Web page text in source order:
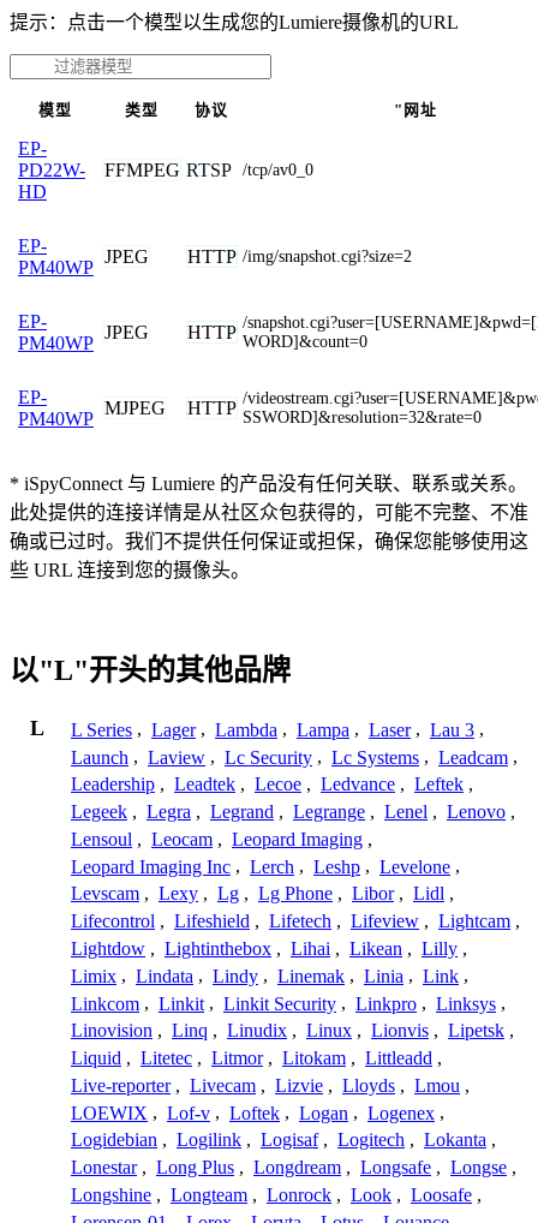
提示：点击一个模型以生成您的Lumiere摄像机的URL
模型 类型 协议 "网址
EP-
PD22W-
HD
FFMPEG RTSP /tcp/av0_0
EP-
PM40WP
JPEG HTTP /img/snapshot.cgi?size=2
EP-
PM40WP
JPEG HTTP /
WORD]&count=0
EP-
PM40WP
MJPEG HTTP /
SSWORD]&resolution=32&rate=0
* iSpyConnect 与 Lumiere 的产品没有任何关联、联系或关系。
此处提供的连接详情是从社区众包获得的，可能不完整、不准
确或已过时。我们不提供任何保证或担保，确保您能够使用这
些 URL 连接到您的摄像头。
以"L"开头的其他品牌
L L Series , Lager , Lambda , Lampa , Laser , Lau 3 ,
Launch , Laview , Lc Security , Lc Systems , Leadcam ,
Leadership , Leadtek , Lecoe , Ledvance , Leftek ,
Legeek , Legra , Legrand , Legrange , Lenel , Lenovo ,
Lensoul , Leocam , Leopard Imaging ,
Leopard Imaging Inc , Lerch , Leshp , Levelone ,
Levscam , Lexy , Lg , Lg Phone , Libor , Lidl ,
Lifecontrol , Lifeshield , Lifetech , Lifeview , Lightcam ,
Lightdow , Lightinthebox , Lihai , Likean , Lilly ,
Limix , Lindata , Lindy , Linemak , Linia , Link ,
Linkcom , Linkit , Linkit Security , Linkpro , Linksys ,
Linovision , Linq , Linudix , Linux , Lionvis , Lipetsk ,
Liquid , Litetec , Litmor , Litokam , Littleadd ,
Live-reporter , Livecam , Lizvie , Lloyds , Lmou ,
LOEWIX , Lof-v , Loftek , Logan , Logenex ,
Logidebian , Logilink , Logisaf , Logitech , Lokanta ,
Lonestar , Long Plus , Longdream , Longsafe , Longse ,
Longshine , Longteam , Lonrock , Look , Loosafe ,